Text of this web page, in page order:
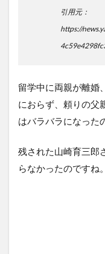
引用元：
https://
留学中に両親が離婚
におらず、頼りの父
はバラバラになった
残された山崎育三郎
らなかったのですね。